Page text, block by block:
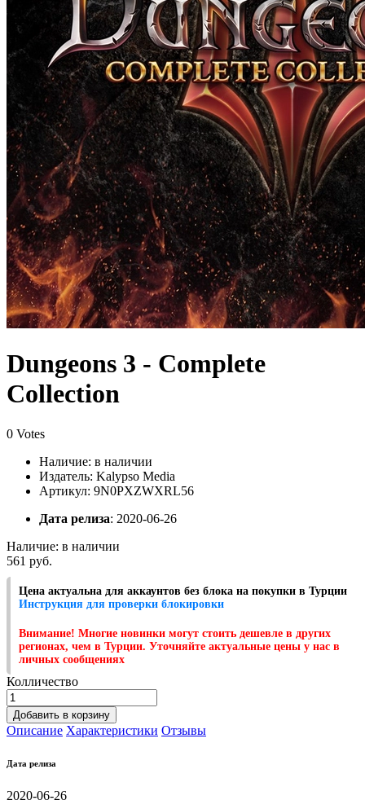
Dungeons 3 - Complete
Collection
0 Votes
Наличие: в наличии
Издатель: Kalypso Media
Артикул: 9N0PXZWXRL56
Дата релиза: 2020-06-26
Наличие: в наличии
561 руб.
Цена актуальна для аккаунтов без блока на покупки в Турции
Инструкция для проверки блокировки
Внимание! Многие новинки могут стоить дешевле в других
регионах, чем в Турции. Уточняйте актуальные цены у нас в
личных сообщениях
Колличество
Добавить в корзину
Описание Характеристики Отзывы
Дата релиза
2020-06-26